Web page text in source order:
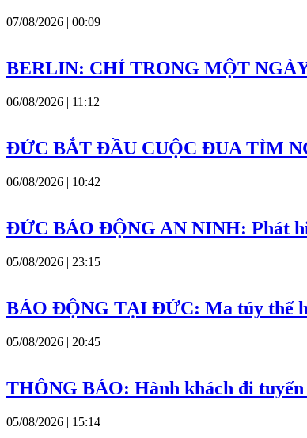
07/08/2026 | 00:09
BERLIN: CHỈ TRONG MỘT
06/08/2026 | 11:12
ĐỨC BẮT ĐẦU CUỘC ĐUA TÌM
06/08/2026 | 10:42
ĐỨC BÁO ĐỘNG AN NINH: Phát
05/08/2026 | 23:15
BÁO ĐỘNG TẠI ĐỨC: Ma túy thế
05/08/2026 | 20:45
THÔNG BÁO: Hành khách đi
05/08/2026 | 15:14